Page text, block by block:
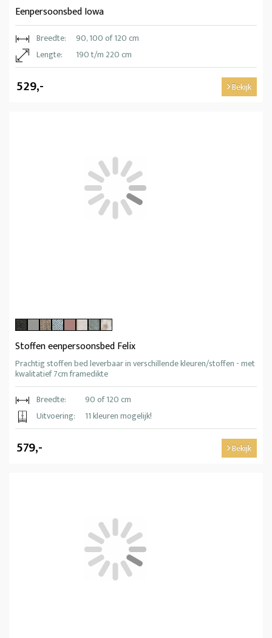
Eenpersoonsbed Iowa
Breedte:
90, 100 of 120 cm
Lengte:
190 t/m 220 cm
529,- Bekijk
Stoffen eenpersoonsbed Felix
Prachtig stoffen bed leverbaar in verschillende kleuren/stoffen - met
kwalitatief 7cm framedikte
Breedte:
90 of 120 cm
Uitvoering:
11 kleuren mogelijk!
579,- Bekijk